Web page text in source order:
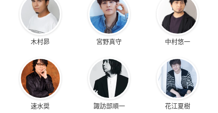
木村昴 宮野真守 中村悠一
速水奨 諏訪部順一 花江夏樹